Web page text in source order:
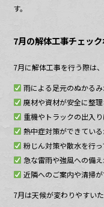
す。
7月の解体工事チェッ
7月に解体工事を行う際は
雨による足元のぬかる
廃材や資材が安全に整
重機やトラックの出入
熱中症対策ができてい
粉じん対策や散水を行
急な雷雨や強風への備
近隣へのご案内や清掃
7月は天候が変わりやすい